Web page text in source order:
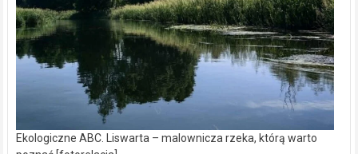
Ekologiczne ABC. Liswarta – malownicza rzeka, którą warto